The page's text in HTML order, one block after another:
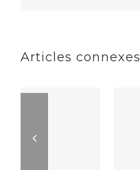
Articles connexes